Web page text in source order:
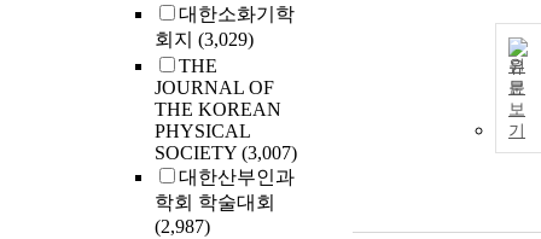
대한소화기학
회지 (3,029)
THE
JOURNAL OF
THE KOREAN
PHYSICAL
SOCIETY (3,007)
대한산부인과
학회 학술대회
(2,987)
원
문
보
기